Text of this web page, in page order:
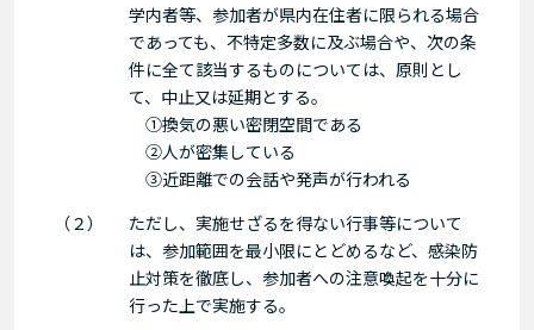
学内者等、参加者が県内在住者に限られる場合
であっても、不特定多数に及ぶ場合や、次の条
件に全て該当するものについては、原則とし
て、中止又は延期とする。
①換気の悪い密閉空間である
②人が密集している
③近距離での会話や発声が行われる
（２）
ただし、実施せざるを得ない行事等について
は、参加範囲を最小限にとどめるなど、感染防
止対策を徹底し、参加者への注意喚起を十分に
行った上で実施する。